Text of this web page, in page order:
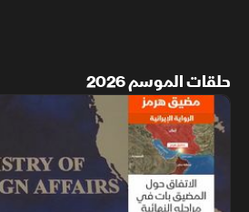
حلقات الموسم 2026